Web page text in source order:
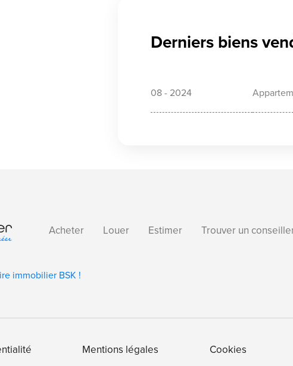
Derniers biens
08 - 2024
Acheter Louer Estimer Trouver un
immobilier BSK !
Mentions légales Cookies